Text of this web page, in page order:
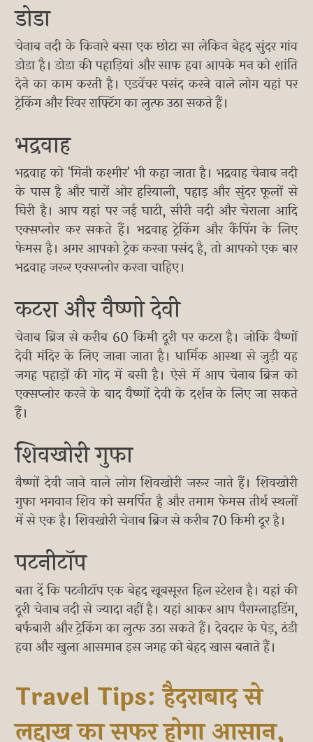
डोडा
चेनाब नदी के किनारे बसा एक छोटा सा लेकिन बेहद सुंदर गांव
डोडा है। डोडा की पहाड़ियां और साफ हवा आपके मन को शांति
देने का काम करती है। एडवेंचर पसंद करने वाले लोग यहां पर
ट्रेकिंग और रिवर राफ्टिंग का लुत्फ उठा सकते हैं।
भद्रवाह
भद्रवाह को 'मिनी कश्मीर' भी कहा जाता है। भद्रवाह चेनाब नदी
के पास है और चारों ओर हरियाली, पहाड़ और सुंदर फूलों से
घिरी है। आप यहां पर जई घाटी, सीरी नदी और चेराला आदि
एक्सप्लोर कर सकते हैं। भद्रवाह ट्रेकिंग और कैंपिंग के लिए
फेमस है। अगर आपको ट्रेक करना पसंद है, तो आपको एक बार
भद्रवाह जरूर एक्सप्लोर करना चाहिए।
कटरा और वैष्णो देवी
चेनाब ब्रिज से करीब 60 किमी दूरी पर कटरा है। जोकि वैष्णों
देवी मंदिर के लिए जाना जाता है। धार्मिक आस्था से जुड़ी यह
जगह पहाड़ों की गोद में बसी है। ऐसे में आप चेनाब ब्रिज को
एक्सप्लोर करने के बाद वैष्णों देवी के दर्शन के लिए जा सकते
हैं।
शिवखोरी गुफा
वैष्णों देवी जाने वाले लोग शिवखोरी जरूर जाते हैं। शिवखोरी
गुफा भगवान शिव को समर्पित है और तमाम फेमस तीर्थ स्थलों
में से एक है। शिवखोरी चेनाब ब्रिज से करीब 70 किमी दूर है।
पटनीटॉप
बता दें कि पटनीटॉप एक बेहद खूबसूरत हिल स्टेशन है। यहां की
दूरी चेनाब नदी से ज्यादा नहीं है। यहां आकर आप पैराग्लाइडिंग,
बर्फबारी और ट्रेकिंग का लुत्फ उठा सकते हैं। देवदार के पेड़, ठंडी
हवा और खुला आसमान इस जगह को बेहद खास बनाते हैं।
Travel Tips: हैदराबाद से
लद्दाख का सफर होगा आसान,